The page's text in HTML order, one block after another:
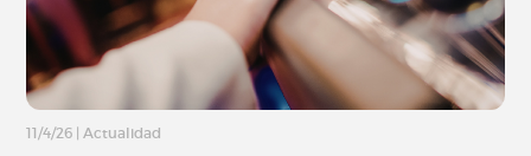
11/4/26 Actualidad